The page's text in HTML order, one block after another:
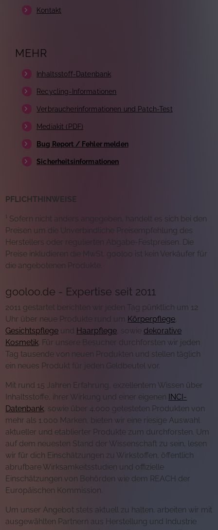
Kontakt
MEHR
Inhaltsstoff-Datenbank
Recycling-Informationen
Verbraucherinformationen und Patch-Test
Mediakit (PDF)
Bug Report / Fehler melden
Sicherheitsinformationen
PFLICHTHINWEISE
¹ Sofern nicht anders angegeben, handelt es sich bei den
Preisen um die Unverbindliche Preisempfehlung des
Herstellers oder regulierten Abgabe-Festpreisen. Die
Preise inkludieren die MwSt. gooloo ist kein Verkäufer für
die angebotenen Produkte.
gooloo.de - Expertise seit 2011
2011 gestartet berichten wir jeden Tag pünktlich um 12
Uhr über neue Produkte rund um Körperpflege,
Gesichtspflege und Haarpflege , sowie dekorative
Kosmetik. Für unsere Besucher durchforsten wir jeden
Tag tausende von neuen Produkten und stellen täglich
ein neues Produkt für jeden Geldbeutel vor.
Mit rund 15 Jahren Erfahrung, exzellentem Wissen über
Inhaltsstoffe, ihrer Wirkung und einer eigenen INCI-
Datenbank, sowie über 4.000 getesteten Produkten von
mehr als 1.000 Marken, bieten wir eine riesige Auswahl
aktueller und etablierter Produkte zum durchforsten. Um
auf dem neuesten Stand der Wissenschaft zu sein, lesen
wir für dich Einschätzungen zu Wirkstoffen, öffentlich
abrufbare Wirksamkeitsstudien und offizielle
Einschätzungen von Behörden wie dem REACH der
Europäischen Kommission.
Um unser Angebot stets aktuell zu halten, arbeiten wir mit
ausgewählten Partnern aus Herstellung und Industrie